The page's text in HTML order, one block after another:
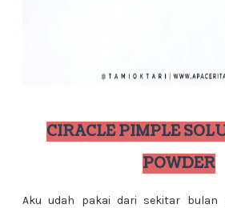
CIRACLE PIMPLE
POWDER
Aku udah pakai dari sekitar bulan